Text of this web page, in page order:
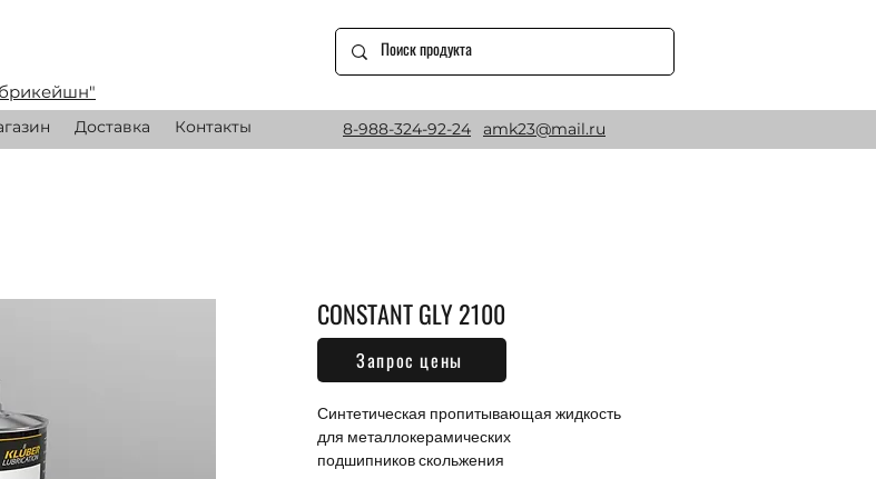
Доставка Контакты 8-988-324-92-24 amk23@mail.ru
CONSTANT GLY 2100
0,00 ₽Цена
Синтетическая пропитывающая жидкость
для металлокерамических
подшипников скольжения
Запрос цены